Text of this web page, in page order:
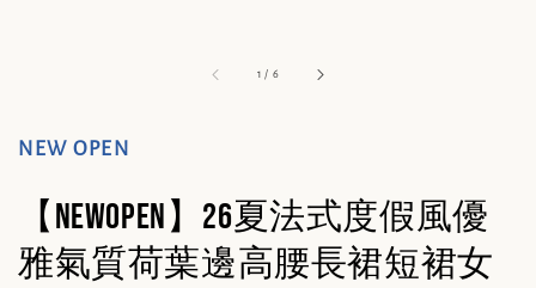
1 / 6
NEW OPEN
【NEWOPEN】26夏法式度假風優
雅氣質荷葉邊高腰長裙短裙女